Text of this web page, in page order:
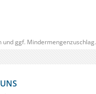
und ggf. Mindermengenzuschlag.